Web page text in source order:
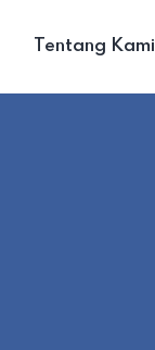
Tentang Kami